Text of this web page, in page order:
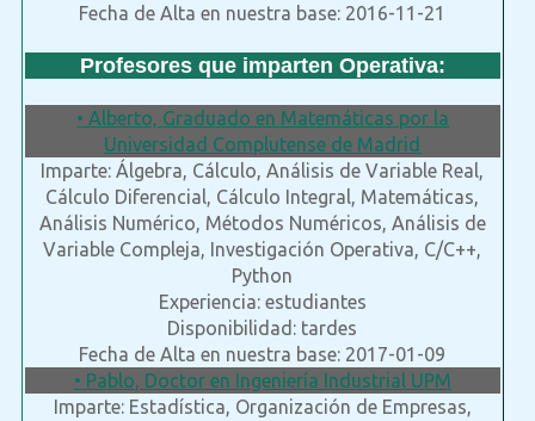
Fecha de Alta en nuestra base: 2016-11-21
Profesores que imparten Operativa:
• Alberto, Graduado en Matemáticas por la
Universidad Complutense de Madrid
Imparte: Álgebra, Cálculo, Análisis de Variable Real,
Cálculo Diferencial, Cálculo Integral, Matemáticas,
Análisis Numérico, Métodos Numéricos, Análisis de
Variable Compleja, Investigación Operativa, C/C++,
Python
Experiencia: estudiantes
Disponibilidad: tardes
Fecha de Alta en nuestra base: 2017-01-09
• Pablo, Doctor en Ingeniería Industrial UPM
Imparte: Estadística, Organización de Empresas,